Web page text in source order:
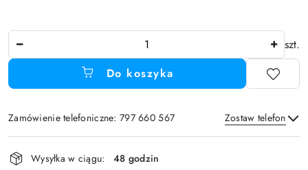
szt.
Do koszyka
Zamówienie telefoniczne: 797 660 567 Zostaw telefon
Dostępność
i
Wysyłka w ciągu:
48 godzin